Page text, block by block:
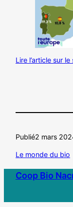
Lire l’article sur
Publié2 mars
Le monde du bio
Coop Bio